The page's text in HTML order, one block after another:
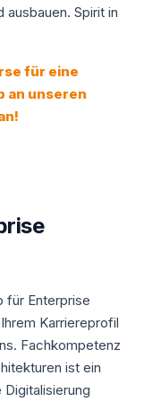
Spirit in
für eine
an unseren
für Enterprise
Karriereprofil
Fachkompetenz
ist ein